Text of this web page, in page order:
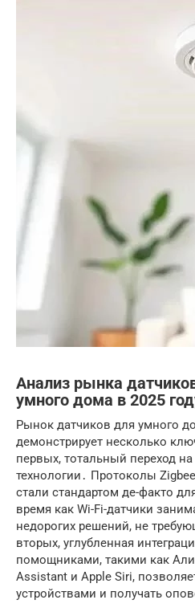
Анализ рынка
умного дома в 2025
Рынок датчиков для умного
демонстрирует несколько
первых, тотальный переход
технологии․ Протоколы
стали стандартом де-факто
время как Wi-Fi-датчики
недорогих решений, не
вторых, углубленная
помощниками, такими как
Assistant и Apple Siri,
устройствами и получать